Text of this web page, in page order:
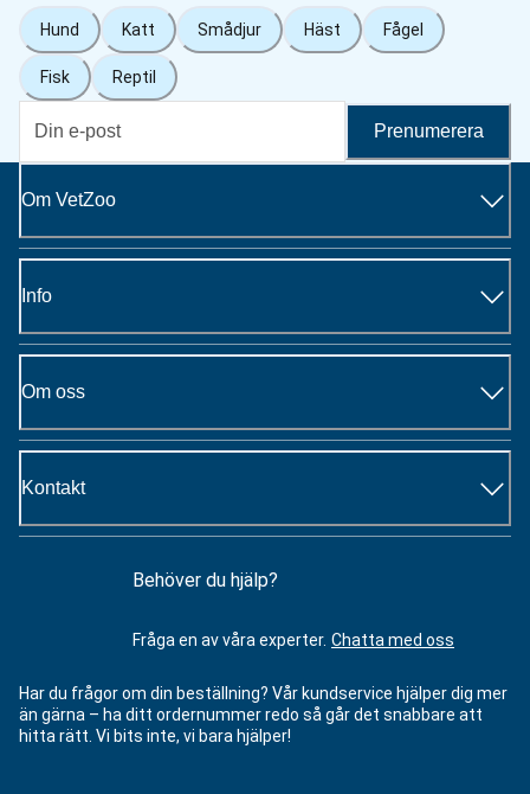
Hund Katt Smådjur Häst Fågel
Fisk Reptil
Prenumerera
Om VetZoo
Info
Om oss
Kontakt
Behöver du hjälp?
Fråga en av våra experter. Chatta med oss
Har du frågor om din beställning? Vår kundservice hjälper dig mer
än gärna – ha ditt ordernummer redo så går det snabbare att
hitta rätt. Vi bits inte, vi bara hjälper!